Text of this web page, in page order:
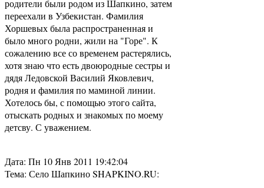
родители были родом из Шапкино, затем
переехали в Узбекистан. Фамилия
Хоршевых была распространенная и
было много родни, жили на "Горе". К
сожалению все со временем растерялись,
хотя знаю что есть двоюродные сестры и
дядя Ледовской Василий Яковлевич,
родня и фамилия по маминой линии.
Хотелось бы, с помощью этого сайта,
отыскать родных и знакомых по моему
детсву. С уважением.
Дата: Пн 10 Янв 2011 19:42:04
Тема: Село Шапкино SHAPKINO.RU: